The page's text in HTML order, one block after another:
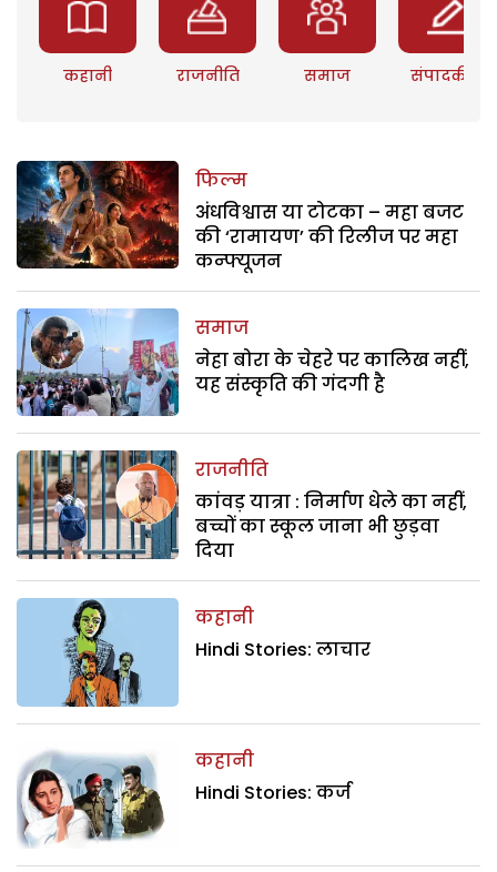
कहानी राजनीति समाज संपादकीय
फिल्म
अंधविश्वास या टोटका – महा बजट
की ‘रामायण’ की रिलीज पर महा
कन्फ्यूजन
समाज
नेहा बोरा के चेहरे पर कालिख नहीं,
यह संस्कृति की गंदगी है
राजनीति
कांवड़ यात्रा : निर्माण धेले का नहीं,
बच्चों का स्कूल जाना भी छुड़वा
दिया
कहानी
Hindi Stories: लाचार
कहानी
Hindi Stories: कर्ज